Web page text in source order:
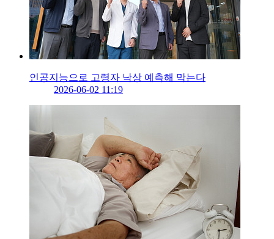
인공지능으로 고령자 낙상 예측해 막는다
2026-06-02 11:19